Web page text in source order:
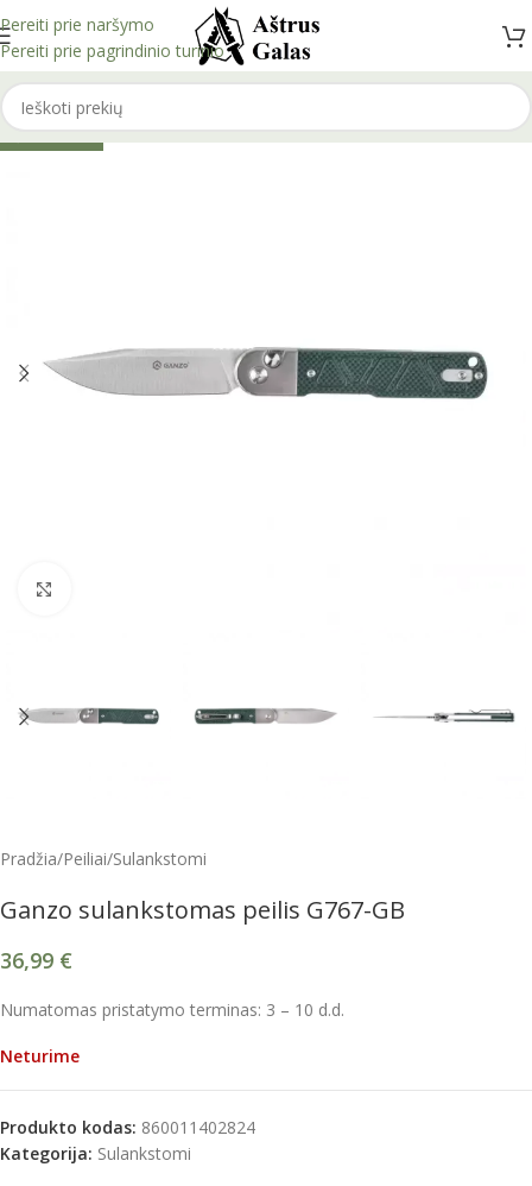
Pereiti prie naršymo
Pereiti prie pagrindinio turinio
Pradžia/Peiliai/Sulankstomi
Ganzo sulankstomas peilis G767-GB
36,99 €
Numatomas pristatymo terminas: 3 – 10 d.d.
Neturime
Produkto kodas: 860011402824
Kategorija: Sulankstomi